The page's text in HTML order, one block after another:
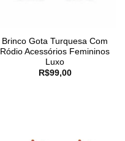
Brinco Gota Turquesa Com
Ródio Acessórios Femininos
Luxo
R$99,00